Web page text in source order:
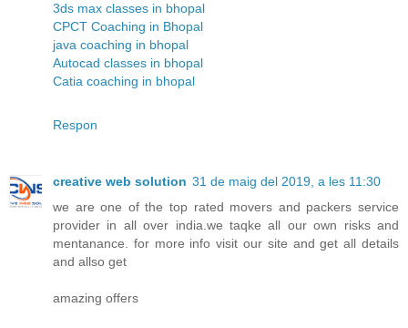
3ds max classes in bhopal
CPCT Coaching in Bhopal
java coaching in bhopal
Autocad classes in bhopal
Catia coaching in bhopal
Respon
creative web solution 31 de maig del 2019, a les 11:30
we are one of the top rated movers and packers service
provider in all over india.we taqke all our own risks and
mentanance. for more info visit our site and get all details
and allso get
amazing offers